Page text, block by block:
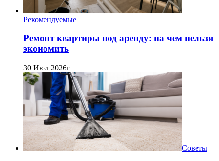
Рекомендуемые
Ремонт квартиры под аренду: на чем нельзя
экономить
30 Июл 2026г
Советы